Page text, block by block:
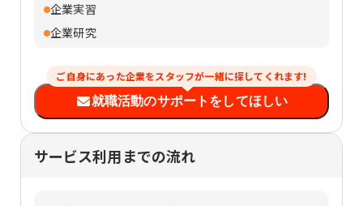
企業実習
企業研究
ご自身にあった企業をスタッフが一緒に探してくれます!
就職活動のサポートをしてほしい
サービス利用までの流れ